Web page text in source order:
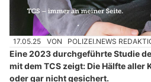
17.05.25 VON POLIZEI.NEWS
Eine 2023 durchgeführte Studie
mit dem TCS zeigt: Die Hälfte aller
oder gar nicht gesichert.